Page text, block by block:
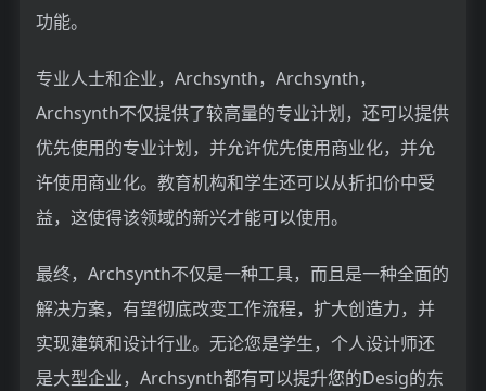
功能。
专业人士和企业，Archsynth，Archsynth，
Archsynth不仅提供了较高量的专业计划，还可以提供
优先使用的专业计划，并允许优先使用商业化，并允
许使用商业化。教育机构和学生还可以从折扣价中受
益，这使得该领域的新兴才能可以使用。
最终，Archsynth不仅是一种工具，而且是一种全面的
解决方案，有望彻底改变工作流程，扩大创造力，并
实现建筑和设计行业。无论您是学生，个人设计师还
是大型企业，Archsynth都有可以提升您的Desig的东